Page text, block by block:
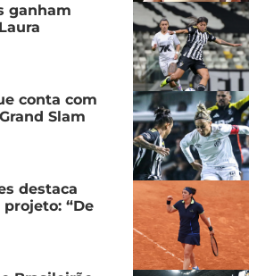
ganham
conta com
Slam
destaca
“De